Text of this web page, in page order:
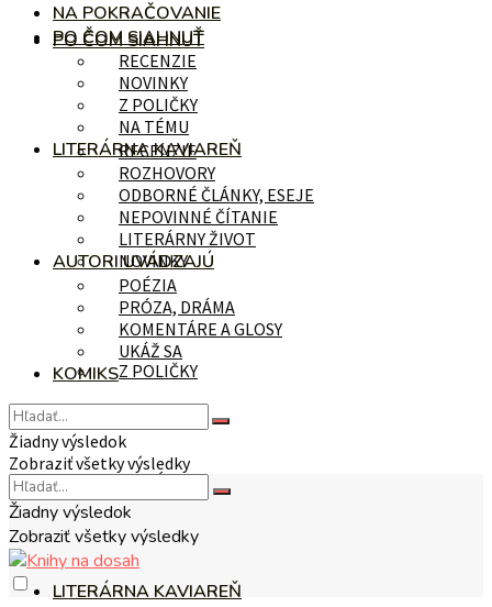
PO ČOM SIAHNUŤ
RECENZIE
NOVINKY
Z POLIČKY
NA TÉMU
LITERÁRNA KAVIAREŇ
NA POKRAČOVANIE
PO ČOM SIAHNUŤ
RECENZIE
NOVINKY
Z POLIČKY
NA TÉMU
LITERÁRNA KAVIAREŇ
ROZHOVORY
ODBORNÉ ČLÁNKY, ESEJE
NEPOVINNÉ ČÍTANIE
LITERÁRNY ŽIVOT
AUTORI UVÁDZAJÚ
POÉZIA
PRÓZA, DRÁMA
KOMENTÁRE A GLOSY
UKÁŽ SA
KOMIKS
Žiadny výsledok
Zobraziť všetky výsledky
Žiadny výsledok
Zobraziť všetky výsledky